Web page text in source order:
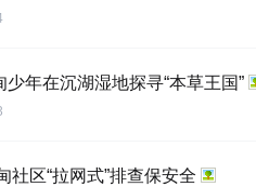
年在沉湖湿地探寻“本草王国”
社区“拉网式”排查保安全